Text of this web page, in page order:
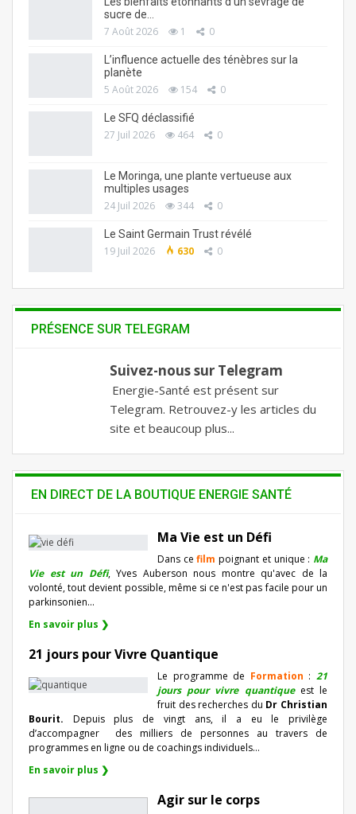
sucre de…
7 Août 2026 1 0
L’influence actuelle des ténèbres sur la
planète
5 Août 2026 154 0
Le SFQ déclassifié
27 Juil 2026 464 0
Le Moringa, une plante vertueuse aux
multiples usages
24 Juil 2026 344 0
Le Saint Germain Trust révélé
19 Juil 2026 630 0
PRÉSENCE SUR TELEGRAM
Suivez-nous sur Telegram
Energie-Santé est présent sur
Telegram. Retrouvez-y les articles du
site et beaucoup plus...
EN DIRECT DE LA BOUTIQUE ENERGIE SANTÉ
Ma Vie est un Défi
Dans cefilm poignant et unique : Ma
Vie est un Défi, Yves Auberson nous montre qu'avec de la
volonté, tout devient possible, même si ce n'est pas facile pour un
parkinsonien…
En savoir plus ❯
21 jours pour Vivre Quantique
Le programme de Formation :21
jours pour vivre quantiqueest le
fruit des recherches du Dr Christian
Bourit. Depuis plus de vingt ans, il a eu le privilège
d’accompagner
des milliers de personnes au travers de
programmes en ligne ou de coachings individuels…
En savoir plus ❯
Agir sur le corps